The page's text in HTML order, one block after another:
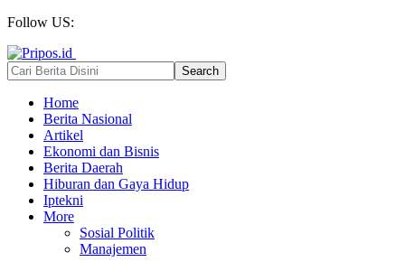
Follow US:
Home
Berita Nasional
Artikel
Ekonomi dan Bisnis
Berita Daerah
Hiburan dan Gaya Hidup
Iptekni
More
Sosial Politik
Manajemen